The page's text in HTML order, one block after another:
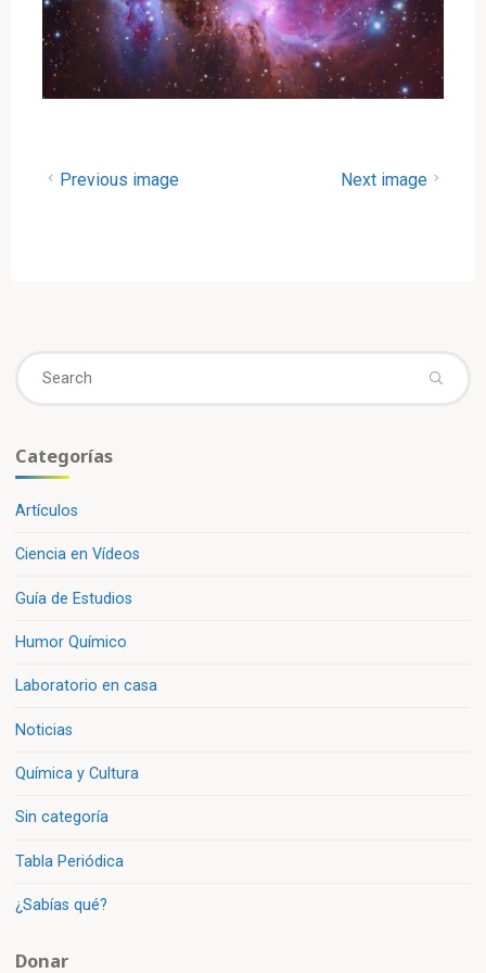
Previous image Next image
Categorías
Artículos
Ciencia en Vídeos
Guía de Estudios
Humor Químico
Laboratorio en casa
Noticias
Química y Cultura
Sin categoría
Tabla Periódica
¿Sabías qué?
Donar